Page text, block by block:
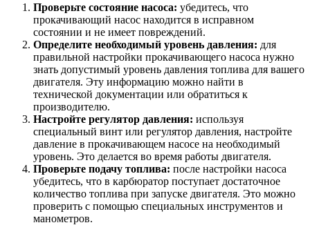
Проверьте состояние насоса: убедитесь, что
прокачивающий насос находится в исправном
состоянии и не имеет повреждений.
Определите необходимый уровень давления: для
правильной настройки прокачивающего насоса нужно
знать допустимый уровень давления топлива для вашего
двигателя. Эту информацию можно найти в
технической документации или обратиться к
производителю.
Настройте регулятор давления: используя
специальный винт или регулятор давления, настройте
давление в прокачивающем насосе на необходимый
уровень. Это делается во время работы двигателя.
Проверьте подачу топлива: после настройки насоса
убедитесь, что в карбюратор поступает достаточное
количество топлива при запуске двигателя. Это можно
проверить с помощью специальных инструментов и
манометров.